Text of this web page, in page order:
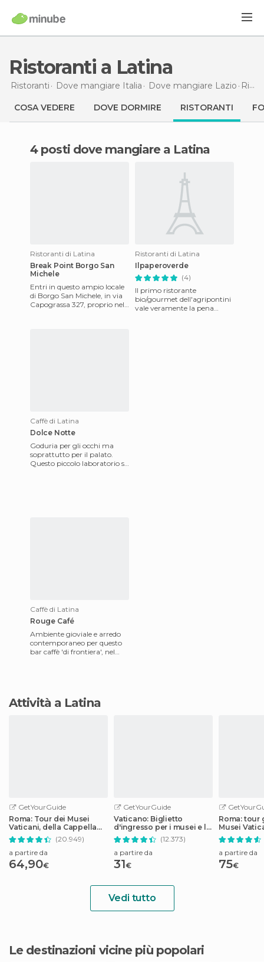
Ristoranti a Latina
Ristoranti Dove mangiare Italia Dove mangiare Lazio Ristoranti
COSA VEDERE DOVE DORMIRE RISTORANTI
4 posti dove mangiare a Latina
Ristoranti di Latina
Break Point Borgo San
Michele
Entri in questo ampio locale
di Borgo San Michele, in via
Capograssa 327, proprio nel
Ristoranti di Latina
Ilpaperoverde
(4)
Il primo ristorante
bio/gourmet dell'agripontini
vale veramente la pena
Caffè di Latina
Dolce Notte
Goduria per gli occhi ma
soprattutto per il palato.
Questo piccolo laboratorio si
Caffè di Latina
Rouge Café
Ambiente gioviale e arredo
contemporaneo per questo
bar caffè 'di frontiera', nel
Attività a Latina
GetYourGuide
Roma: Tour dei Musei
Vaticani, della Cappella
Sistina e della Basilica di
Roma
(20.949)
a partire da
64,90€
GetYourGuide
Vaticano: Biglietto
d'ingresso per i musei e la
Cappella Sistina
(12.373)
a partire da
31€
Roma: tour
Musei
Cappella
Pietro
a partire da
75€
Vedi tutto
Le destinazioni vicine più popolari